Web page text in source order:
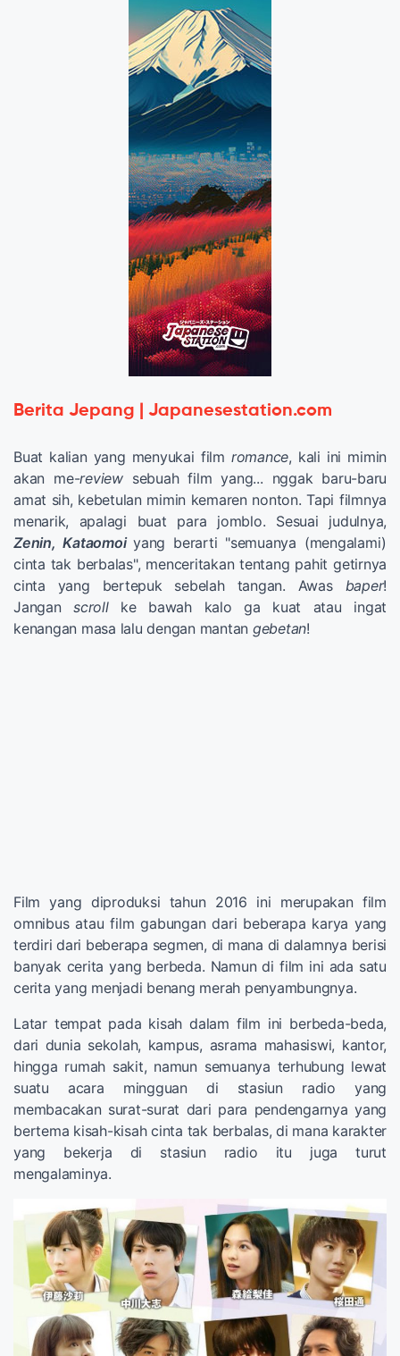
Berita Jepang | Japanesestation.com
Buat kalian yang menyukai film romance, kali ini mimin
akan me-reviewsebuah film yang... nggak baru-baru
amat sih, kebetulan mimin kemaren nonton. Tapi filmnya
menarik, apalagi buat para jomblo. Sesuai judulnya,
Zenin, Kataomoi yang berarti "semuanya (mengalami)
cinta tak berbalas", menceritakan tentang pahit getirnya
cinta yang bertepuk sebelah tangan. Awas baper!
Janganscrollke bawah kalo ga kuat atau ingat
kenangan masa lalu dengan mantan gebetan!
Film yang diproduksi tahun 2016 ini merupakan film
omnibus atau film gabungan dari beberapa karya yang
terdiri dari beberapa segmen, di mana di dalamnya berisi
banyak cerita yang berbeda. Namun di film ini ada satu
cerita yang menjadi benang merah penyambungnya.
Latar tempat pada kisah dalam film ini berbeda-beda,
dari dunia sekolah, kampus, asrama mahasiswi, kantor,
hingga rumah sakit, namun semuanya terhubung lewat
suatu acara mingguan di stasiun radio yang
membacakan surat-surat dari para pendengarnya yang
bertema kisah-kisah cinta tak berbalas, di mana karakter
yang bekerja di stasiun radio itu juga turut
mengalaminya.